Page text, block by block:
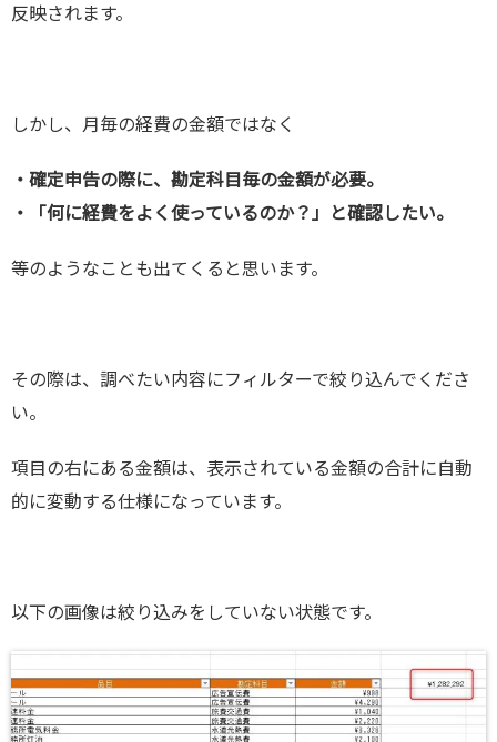
反映されます。
しかし、月毎の経費の金額ではなく
・確定申告の際に、勘定科目毎の金額が必要。
・「何に経費をよく使っているのか？」と確認したい。
等のようなことも出てくると思います。
その際は、調べたい内容にフィルターで絞り込んでくださ
い。
項目の右にある金額は、表示されている金額の合計に自動
的に変動する仕様になっています。
以下の画像は絞り込みをしていない状態です。